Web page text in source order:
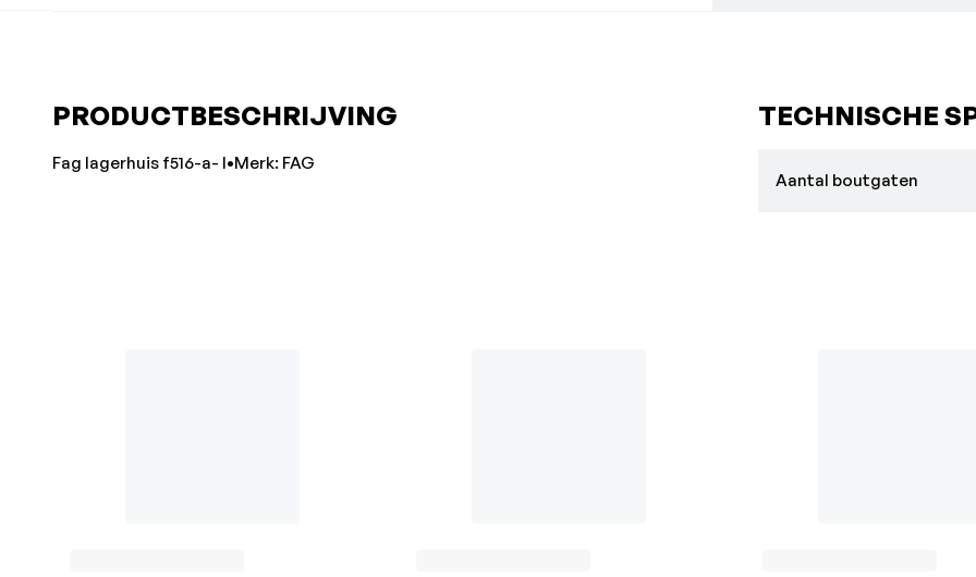
PRODUCTBESCHRIJVING
Fag lagerhuis f516-a- l•Merk: FAG
TECHNISCHE
Aantal boutgaten